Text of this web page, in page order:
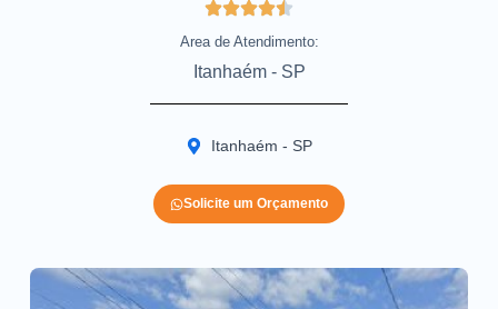
Area de Atendimento:
Itanhaém - SP
Itanhaém - SP
Solicite um Orçamento